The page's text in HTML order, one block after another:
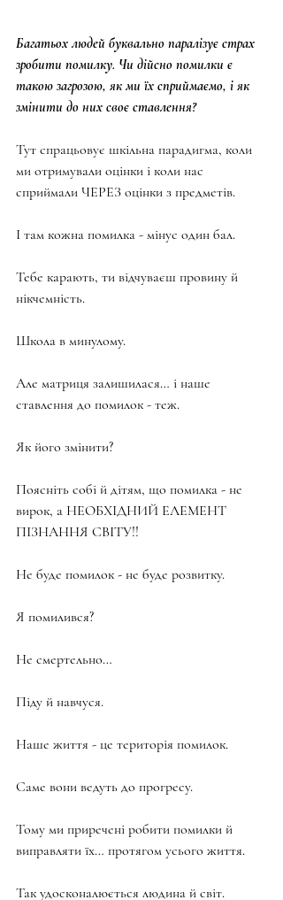
Багатьох людей буквально паралізує страх
зробити помилку. Чи дійсно помилки є
такою загрозою, як ми їх сприймаємо, і як
змінити до них своє ставлення?
Тут спрацьовує шкільна парадигма, коли
ми отримували оцінки і коли нас
сприймали ЧЕРЕЗ оцінки з предметів.
І там кожна помилка - мінус один бал.
Тебе карають, ти відчуваєш провину й
нікчемність.
Школа в минулому.
Але матриця залишилася… і наше
ставлення до помилок - теж.
Як його змінити?
Поясніть собі й дітям, що помилка - не
вирок, а НЕОБХІДНИЙ ЕЛЕМЕНТ
ПІЗНАННЯ СВІТУ!!
Не буде помилок - не буде розвитку.
Я помилився?
Не смертельно…
Піду й навчуся.
Наше життя - це територія помилок.
Саме вони ведуть до прогресу.
Тому ми приречені робити помилки й
виправляти їх… протягом усього життя.
Так удосконалюється людина й світ.